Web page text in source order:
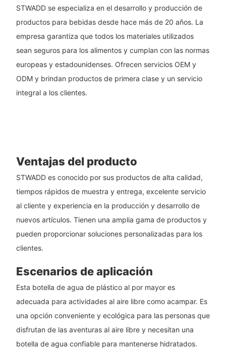
STWADD se especializa en el desarrollo y producción de
productos para bebidas desde hace más de 20 años. La
empresa garantiza que todos los materiales utilizados
sean seguros para los alimentos y cumplan con las normas
europeas y estadounidenses. Ofrecen servicios OEM y
ODM y brindan productos de primera clase y un servicio
integral a los clientes.
Ventajas del producto
STWADD es conocido por sus productos de alta calidad,
tiempos rápidos de muestra y entrega, excelente servicio
al cliente y experiencia en la producción y desarrollo de
nuevos artículos. Tienen una amplia gama de productos y
pueden proporcionar soluciones personalizadas para los
clientes.
Escenarios de aplicación
Esta botella de agua de plástico al por mayor es
adecuada para actividades al aire libre como acampar. Es
una opción conveniente y ecológica para las personas que
disfrutan de las aventuras al aire libre y necesitan una
botella de agua confiable para mantenerse hidratados.